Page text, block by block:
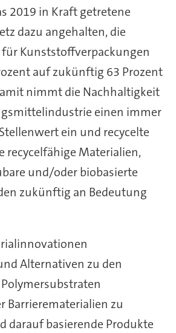
2019 in Kraft getretene
dazu angehalten, die
für Kunststoffverpackungen
auf zukünftig 63 Prozent
nimmt die Nachhaltigkeit
einen immer
ein und recycelte
recycelfähige Materialien,
und/oder biobasierte
zukünftig an Bedeutung
Alternativen zu den
Barrierematerialien zu
darauf basierende Produkte